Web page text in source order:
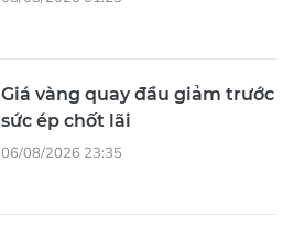
Giá vàng quay đầu giảm trước
sức ép chốt lãi
06/08/2026 23:35